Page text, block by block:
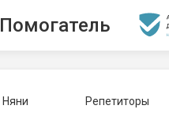
Помогатель
Няни Репетиторы